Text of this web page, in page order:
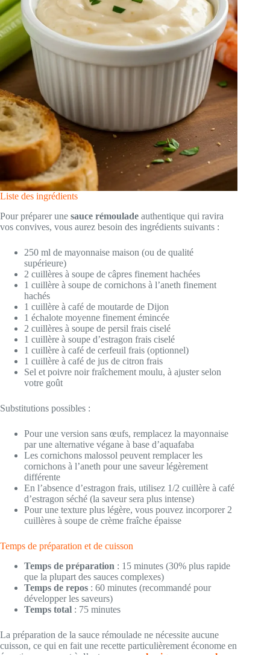
Liste des ingrédients
Pour préparer une sauce rémoulade authentique qui ravira
vos convives, vous aurez besoin des ingrédients suivants :
250 ml de mayonnaise maison (ou de qualité
supérieure)
2 cuillères à soupe de câpres finement hachées
1 cuillère à soupe de cornichons à l’aneth finement
hachés
1 cuillère à café de moutarde de Dijon
1 échalote moyenne finement émincée
2 cuillères à soupe de persil frais ciselé
1 cuillère à soupe d’estragon frais ciselé
1 cuillère à café de cerfeuil frais (optionnel)
1 cuillère à café de jus de citron frais
Sel et poivre noir fraîchement moulu, à ajuster selon
votre goût
Substitutions possibles :
Pour une version sans œufs, remplacez la mayonnaise
par une alternative végane à base d’aquafaba
Les cornichons malossol peuvent remplacer les
cornichons à l’aneth pour une saveur légèrement
différente
En l’absence d’estragon frais, utilisez 1/2 cuillère à café
d’estragon séché (la saveur sera plus intense)
Pour une texture plus légère, vous pouvez incorporer 2
cuillères à soupe de crème fraîche épaisse
Temps de préparation et de cuisson
Temps de préparation : 15 minutes (30% plus rapide
que la plupart des sauces complexes)
Temps de repos : 60 minutes (recommandé pour
développer les saveurs)
Temps total : 75 minutes
La préparation de la sauce rémoulade ne nécessite aucune
cuisson, ce qui en fait une recette particulièrement économe en